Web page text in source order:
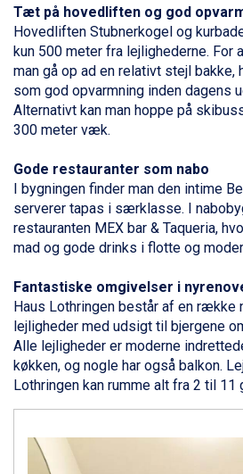
Zell am See fra DKK 4.095
Canazei fra DKK 4.745
Livigno fra DKK 4.145
Ponte di Legno fra DKK 4.745
Bad Gastein fra DKK 4.195
Alleghe fra DKK 5.595
Arabba fra DKK 7.045
La Thuile fra DKK 4.595
Val Thorens fra DKK 5.395
Cervinia fra DKK 5.295
Passo Tonale fra DKK 3.795
Saalbach fra DKK 5.945
Bad Hofgastein fra DKK
Champoluc fra DKK 3.795
Sestriere fra DKK 4.395
Fieberbrunn fra DKK 6.145
Wagrain fra DKK 4.645
Ischgl fra DKK 7.095
Canazei fra DKK 4.745
Livigno fra DKK 4.145
Tæt på hovedliften og god
Hovedliften Stubnerkogel og
kun 500 meter fra lejlighederne. For
man gå op ad en relativt stejl bakke,
som god opvarmning inden dagens
Alternativt kan man hoppe på
300 meter væk.
Gode restauranter som nabo
I bygningen finder man den intime
serverer tapas i særklasse. I
restauranten MEX bar & Taqueria,
mad og gode drinks i flotte og
Fantastiske omgivelser i
Haus Lothringen består af en række
lejligheder med udsigt til bjergene
Alle lejligheder er moderne
køkken, og nogle har også balkon.
Lothringen kan rumme alt fra 2 til 11